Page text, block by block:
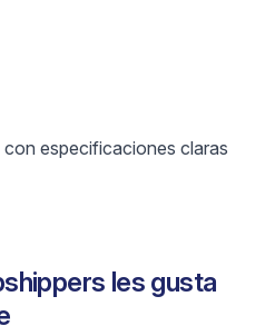
especificaciones claras
les gusta